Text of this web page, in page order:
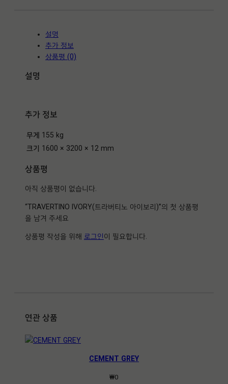
O
(
라
버
노
이
보
리
수
설명
추가 정보
상품평 (0)
설명
추가 정보
무게
155 kg
크기
1600 × 3200 × 12 mm
상품평
아직 상품평이 없습니다.
“TRAVERTINO IVORY(트라버티노 아이보리)”의 첫 상품평
을 남겨 주세요
상품평 작성을 위해 로그인이 필요합니다.
연관 상품
CEMENT GREY
₩0